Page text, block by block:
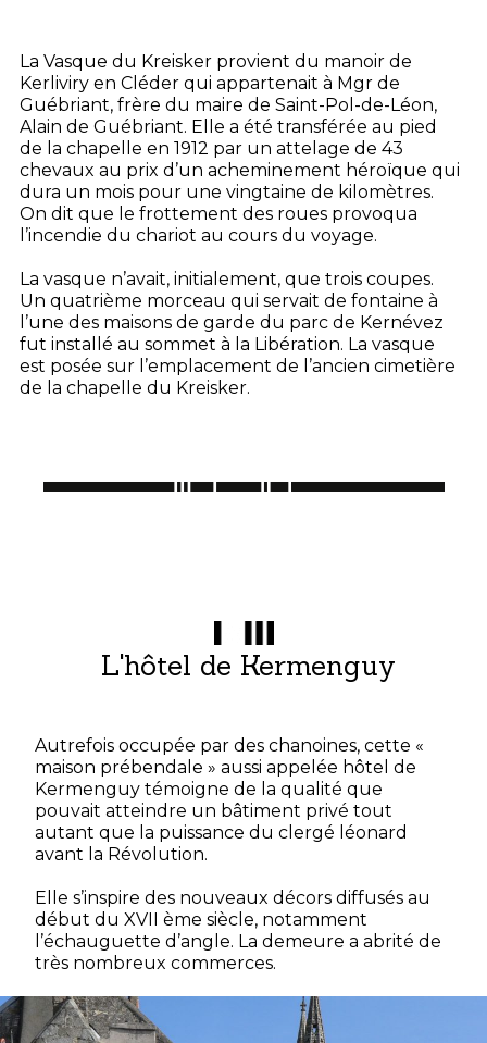
La Vasque du Kreisker provient du manoir de
Kerliviry en Cléder qui appartenait à Mgr de
Guébriant, frère du maire de Saint-Pol-de-Léon,
Alain de Guébriant. Elle a été transférée au pied
de la chapelle en 1912 par un attelage de 43
chevaux au prix d’un acheminement héroïque qui
dura un mois pour une vingtaine de kilomètres.
On dit que le frottement des roues provoqua
l’incendie du chariot au cours du voyage.
La vasque n’avait, initialement, que trois coupes.
Un quatrième morceau qui servait de fontaine à
l’une des maisons de garde du parc de Kernévez
fut installé au sommet à la Libération. La vasque
est posée sur l’emplacement de l’ancien cimetière
de la chapelle du Kreisker.
L'hôtel de Kermenguy
Autrefois occupée par des chanoines, cette «
maison prébendale » aussi appelée hôtel de
Kermenguy témoigne de la qualité que
pouvait atteindre un bâtiment privé tout
autant que la puissance du clergé léonard
avant la Révolution.
Elle s’inspire des nouveaux décors diffusés au
début du XVII ème siècle, notamment
l’échauguette d’angle. La demeure a abrité de
très nombreux commerces.